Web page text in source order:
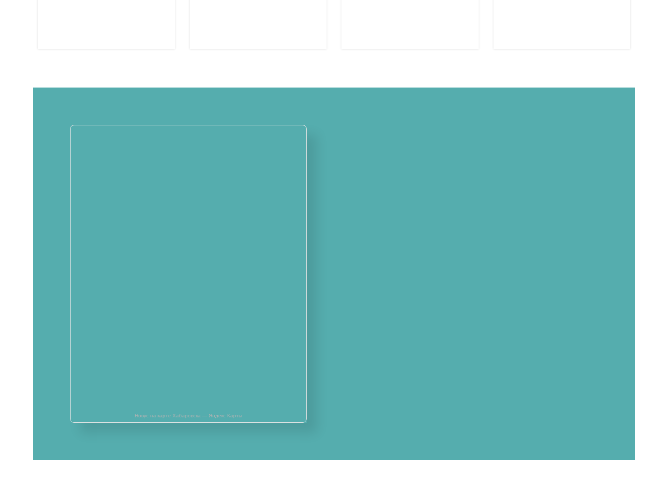
Новус на карте Хабаровска — Яндекс Карты